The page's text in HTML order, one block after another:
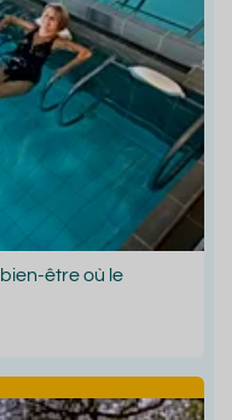
être où le